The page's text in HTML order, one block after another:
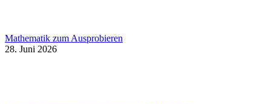
Mathematik zum Ausprobieren
28. Juni 2026